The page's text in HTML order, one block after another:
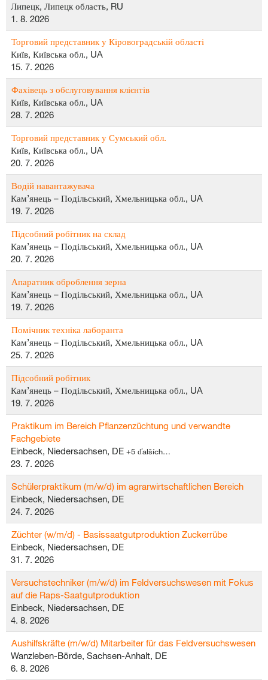
Липецк, Липецк область, RU
1. 8. 2026
Торговий представник у Кіровоградській області
Київ, Київська обл., UA
15. 7. 2026
Фахівець з обслуговування клієнтів
Київ, Київська обл., UA
28. 7. 2026
Торговий представник у Сумський обл.
Київ, Київська обл., UA
20. 7. 2026
Водій навантажувача
Кам’янець – Подільський, Хмельницька обл., UA
19. 7. 2026
Підсобний робітник на склад
Кам’янець – Подільський, Хмельницька обл., UA
20. 7. 2026
Апаратник оброблення зерна
Кам’янець – Подільський, Хмельницька обл., UA
19. 7. 2026
Помічник техніка лаборанта
Кам’янець – Подільський, Хмельницька обл., UA
25. 7. 2026
Підсобний робітник
Кам’янець – Подільський, Хмельницька обл., UA
19. 7. 2026
Praktikum im Bereich Pflanzenzüchtung und verwandte
Fachgebiete
Einbeck, Niedersachsen, DE +5 ďalších…
23. 7. 2026
Schülerpraktikum (m/w/d) im agrarwirtschaftlichen Bereich
Einbeck, Niedersachsen, DE
24. 7. 2026
Züchter (w/m/d) - Basissaatgutproduktion Zuckerrübe
Einbeck, Niedersachsen, DE
31. 7. 2026
Versuchstechniker (m/w/d) im Feldversuchswesen mit Fokus
auf die Raps-Saatgutproduktion
Einbeck, Niedersachsen, DE
4. 8. 2026
Aushilfskräfte (m/w/d) Mitarbeiter für das Feldversuchswesen
Wanzleben-Börde, Sachsen-Anhalt, DE
6. 8. 2026